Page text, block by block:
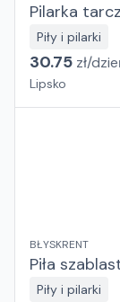
Pilarka
Piły i pilarki
30.75 zł/
Lipsko
BŁYSKRENT
Piła
Piły i pilarki